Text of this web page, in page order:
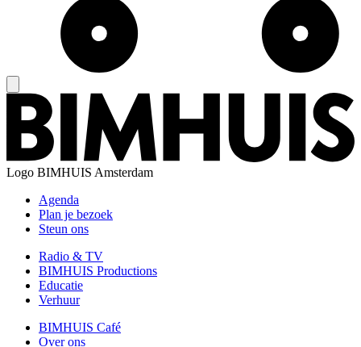
Logo BIMHUIS Amsterdam
Agenda
Plan je bezoek
Steun ons
Radio & TV
BIMHUIS Productions
Educatie
Verhuur
BIMHUIS Café
Over ons